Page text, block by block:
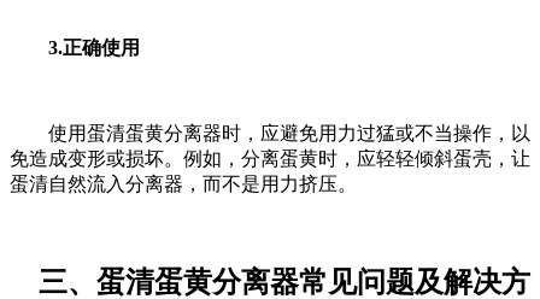
3.正确使用
使用蛋清蛋黄分离器时，应避免用力过猛或不当操作，以
免造成变形或损坏。例如，分离蛋黄时，应轻轻倾斜蛋壳，让
蛋清自然流入分离器，而不是用力挤压。
三、 蛋清蛋黄分离器常见问题及解决方